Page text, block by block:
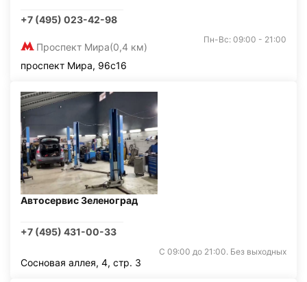
+7 (495) 023-42-98
Проспект Мира(0,4 км)
Пн-Вс: 09:00 - 21:00
проспект Мира, 96с16
Автосервис Зеленоград
+7 (495) 431-00-33
С 09:00 до 21:00. Без выходных
Сосновая аллея, 4, стр. 3